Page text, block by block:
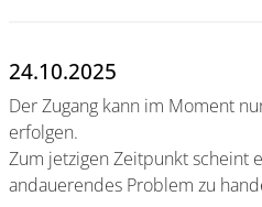
24.10.2025
Der Zugang kann im Moment
erfolgen.
Zum jetzigen Zeitpunkt scheint
andauerendes Problem zu